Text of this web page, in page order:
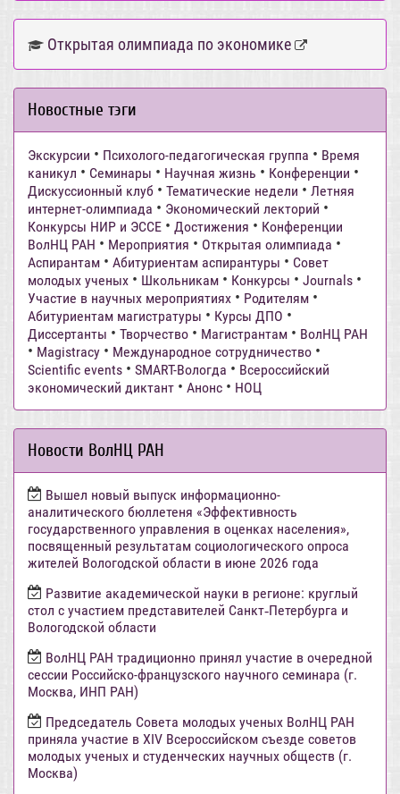
Открытая олимпиада по экономике
Новостные тэги
Экскурсии • Психолого-педагогическая группа • Время
каникул • Семинары • Научная жизнь • Конференции •
Дискуссионный клуб • Тематические недели • Летняя
интернет-олимпиада • Экономический лекторий •
Конкурсы НИР и ЭССЕ • Достижения • Конференции
ВолНЦ РАН • Мероприятия • Открытая олимпиада •
Аспирантам • Абитуриентам аспирантуры • Совет
молодых ученых • Школьникам • Конкурсы • Journals •
Участие в научных мероприятиях • Родителям •
Абитуриентам магистратуры • Курсы ДПО •
Диссертанты • Творчество • Магистрантам • ВолНЦ РАН
• Magistracy • Международное сотрудничество •
Scientific events • SMART-Вологда • Всероссийский
экономический диктант • Анонс • НОЦ
Новости ВолНЦ РАН
Вышел новый выпуск информационно-
аналитического бюллетеня «Эффективность
государственного управления в оценках населения»,
посвященный результатам социологического опроса
жителей Вологодской области в июне 2026 года
Развитие академической науки в регионе: круглый
стол с участием представителей Санкт‑Петербурга и
Вологодской области
ВолНЦ РАН традиционно принял участие в очередной
сессии Российско-французского научного семинара (г.
Москва, ИНП РАН)
Председатель Совета молодых ученых ВолНЦ РАН
приняла участие в XIV Всероссийском съезде советов
молодых ученых и студенческих научных обществ (г.
Москва)